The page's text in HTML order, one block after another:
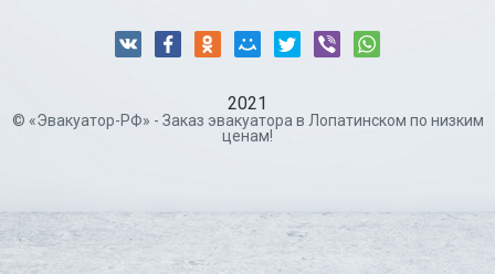
2021
© «Эвакуатор-РФ» - Заказ эвакуатора в Лопатинском по низким
ценам!